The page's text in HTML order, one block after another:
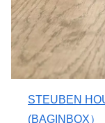
このような思い
っております。
〇ワイナリーにつ
2021年から福
醸造家の阪本さ
〇ヒトコト
※オリ（沈殿物
静かに数日間保
みください。
山形県天童市荒
STEUBEN
(BAGINBOX）